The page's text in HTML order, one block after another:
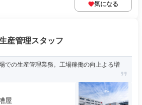
気になる
産管理スタッフ
での生産管理業務。工場稼働の向上よる増
屋